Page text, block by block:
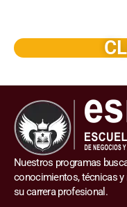
Nuestros programas
conocimientos, técnicas y
su carrera profesional.